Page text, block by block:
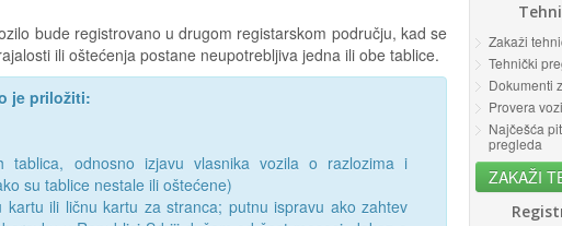
bude registrovano u drugom registarskom području, kad se
ili oštećenja postane neupotrebljiva jedna ili obe tablice.
je priložiti:
tablica, odnosno izjavu vlasnika vozila o razlozima i
su tablice nestale ili oštećene)
ili ličnu kartu za stranca; putnu ispravu ako zahtev
Zakaži
Tehnički
Dokumenti
Provera
Najčešća
pregleda
ZAKAŽI